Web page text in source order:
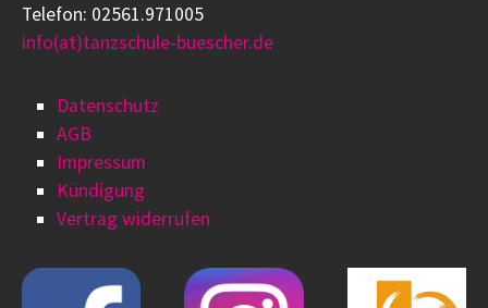
Telefon: 02561.971005
info(at)tanzschule-buescher.de
Datenschutz
AGB
Impressum
Kündigung
Vertrag widerrufen